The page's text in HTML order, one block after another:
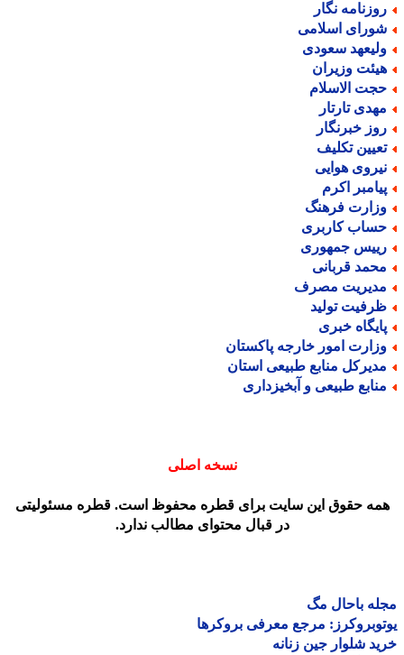
نگار
اسلامی
سعودی
وزیران
الاسلام
تارتار
خبرنگار
تکلیف
هوایی
اکرم
فرهنگ
کاربری
جمهوری
قربانی
مصرف
تولید
خبری
امور خارجه پاکستان
منابع طبیعی استان
طبیعی و آبخیزداری
نسخه اصلی
حقوق این سایت برای قطره محفوظ است. قطره مسئولیتی
در قبال محتوای مطالب ندارد.
باحال مگ
مرجع معرفی بروکرها
شلوار جین زنانه